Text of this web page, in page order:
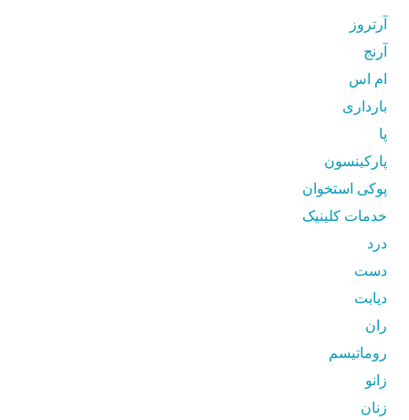
آرتروز
آرنج
ام اس
بارداری
پا
پارکینسون
پوکی استخوان
خدمات کلینیک
درد
دست
دیابت
ران
روماتیسم
زانو
زنان